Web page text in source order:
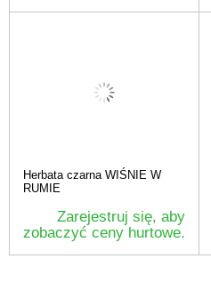
Herbata czarna WIŚNIE W
RUMIE
Zarejestruj się, aby
zobaczyć ceny hurtowe.